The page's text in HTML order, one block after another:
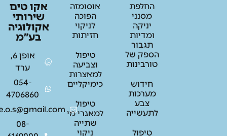
החלפת
מסנני
ומדיות
תגבור
הספק של
טורבינות
חידוש
מערכות
לתעשייה
טיפול
אוסומזה
הפוכה
לניקוי
חזיתות
טיפול
וצביעה
למאצרות
כימיקליים
טיפול
למאגרי מי
שתייה
אקו טים
שירותי
אקולוגיה
בע”מ
אופן 6,
ערד
4706860
indu.e.o.s@gmail.com